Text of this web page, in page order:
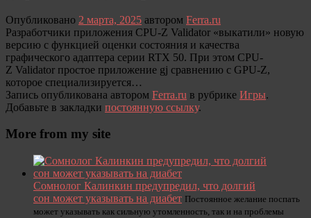
Опубликовано 2 марта, 2025 автором Ferra.ru
Разработчики приложения CPU-Z Validator «выкатили» новую
версию с функцией оценки состояния и качества
графического адаптера серии RTX 50. При этом CPU-
Z Validator простое приложение gj сравнению c GPU-Z,
которое специализируется…
Запись опубликована автором Ferra.ru в рубрике Игры.
Добавьте в закладки постоянную ссылку.
More from my site
Сомнолог Калинкин предупредил, что долгий
сон может указывать на диабет Постоянное желание поспать
может указывать как сильную утомленность, так и на проблемы